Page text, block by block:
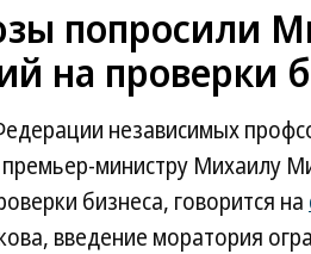
попросили
на проверки
независимых
министру Михаилу
бизнеса, говорится на
введение моратория